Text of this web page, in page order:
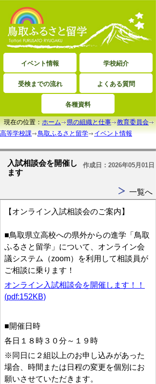
イベント情報 学校紹介
受検までの流れ よくある質問
各種資料
現在の位置：ホーム 県の組織と仕事
教育委員会
高等学校課
鳥取ふるさと留学 イベント情報
作成日：2026年05月01日
入試相談会を開催し
ます
一覧へ
【オンライン入試相談会のご案内】
■鳥取県立高校への県外からの進学「鳥取
ふるさと留学」について、オンライン会
議システム（zoom）を利用して相談員が
ご相談に乗ります！
オンライン入試相談会を開催します！！
(pdf:152KB)
■開催日時
各日１８時３０分～１９時
※同日に２組以上のお申し込みがあった
場合、時間または日程の変更を個別にお
願いさせていただきます。